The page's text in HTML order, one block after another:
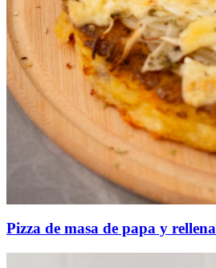
Pizza de masa de papa y rellena